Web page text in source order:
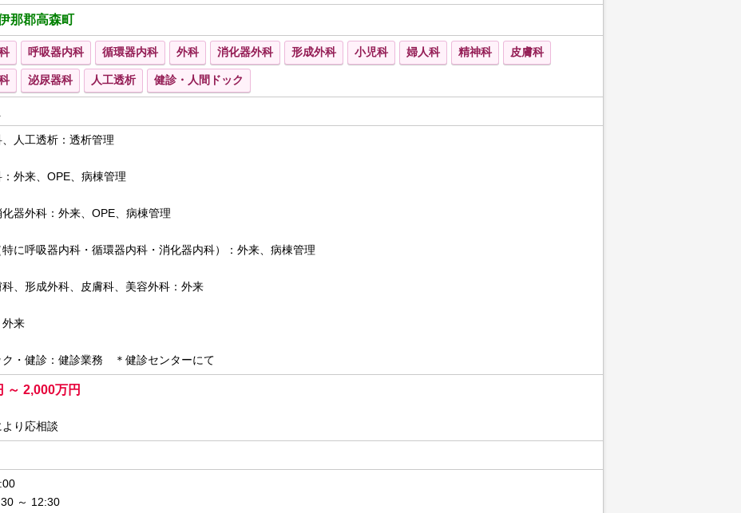
那郡高森町
呼吸器内科 循環器内科 外科 消化器外科 形成外科 小児科 婦人科 精神科 皮膚科
泌尿器科 人工透析 健診・人間ドック
人工透析：透析管理
外来、OPE、病棟管理
器外科：外来、OPE、病棟管理
に呼吸器内科・循環器内科・消化器内科）：外来、病棟管理
、形成外科、皮膚科、美容外科：外来
来
・健診：健診業務 ＊健診センターにて
～ 2,000万円
り応相談
～ 12:30